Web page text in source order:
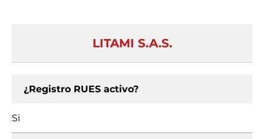
LITAMI S.A.S.
¿Registro RUES activo?
Si